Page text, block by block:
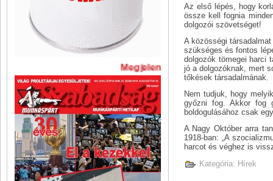
Megjelent A Szabadság legújabb
Az első lépés, hogy
össze kell fognia
dolgozói szövetséget!
A közösségi
szükséges és fontos
dolgozók tömegei harci
jó a dolgozóknak, mert
tőkések társadalmának.
Nem tudjuk, hogy
győzni fog. Akkor fog
boldogulásához csak
A Nagy Október arra
1918-ban: „A
harcot és véghez is
Kategória: Hírek